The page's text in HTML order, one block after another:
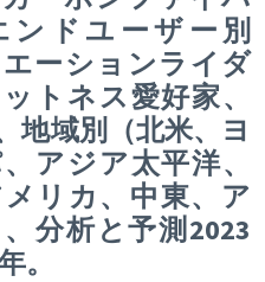
ンドユーザー別
エーションライダ
トネス愛好家、
地域別（北米、ヨ
アジア太平洋、
リカ、中東、ア
分析と予測2023
。